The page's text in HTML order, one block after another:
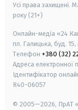
Усі права захищені.
року (21+)
Онлайн-медіа «24
пл. Галицька, буд.
Телефон +380 (32)
Адреса електронної
Ідентифікатор
R40-06057
© 2005—2026, ПрАТ